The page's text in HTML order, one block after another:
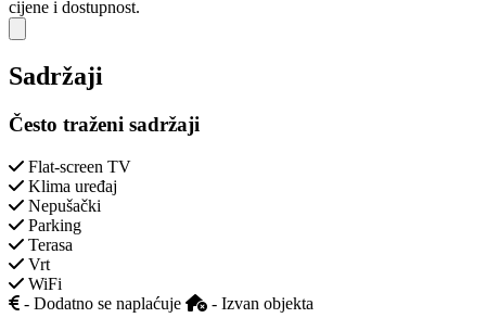
cijene i dostupnost.
Close modal
Sadržaji
Često traženi sadržaji
Flat-screen TV
Klima uređaj
Nepušački
Parking
Terasa
Vrt
WiFi
- Dodatno se naplaćuje
- Izvan objekta